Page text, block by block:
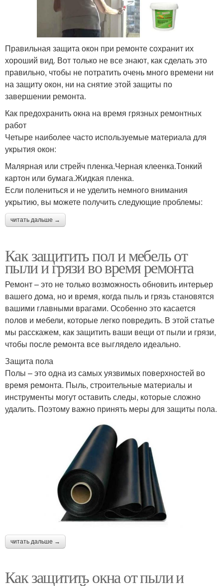
Правильная защита окон при ремонте сохранит их
хороший вид. Вот только не все знают, как сделать это
правильно, чтобы не потратить очень много времени ни
на защиту окон, ни на снятие этой защиты по
завершении ремонта.
Как предохранить окна на время грязных ремонтных
работ
Четыре наиболее часто используемые материала для
укрытия окон:
Малярная или стрейч пленка.Черная клеенка.Тонкий
картон или бумага.Жидкая пленка.
Если полениться и не уделить немного внимания
укрытию, вы можете получить следующие проблемы:
читать дальше →
Как защитить пол и мебель от
пыли и грязи во время ремонта
Ремонт – это не только возможность обновить интерьер
вашего дома, но и время, когда пыль и грязь становятся
вашими главными врагами. Особенно это касается
полов и мебели, которые легко повредить. В этой статье
мы расскажем, как защитить ваши вещи от пыли и грязи,
чтобы после ремонта все выглядело идеально.
Защита пола
Полы – это одна из самых уязвимых поверхностей во
время ремонта. Пыль, строительные материалы и
инструменты могут оставить следы, которые сложно
удалить. Поэтому важно принять меры для защиты пола.
читать дальше →
Как защитить окна от пыли и